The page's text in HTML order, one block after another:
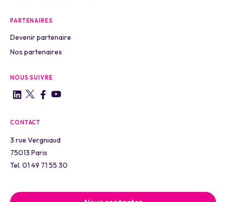
PARTENAIRES
Devenir partenaire
Nos partenaires
NOUS SUIVRE
CONTACT
3 rue Vergniaud
75013 Paris
Tel. 01 49 71 55 30